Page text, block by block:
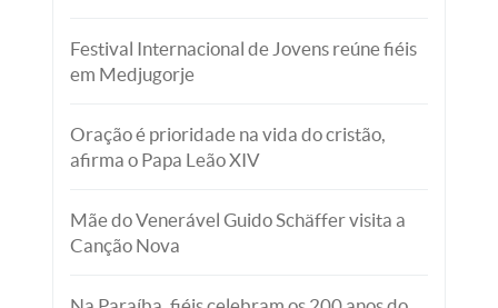
Festival Internacional de Jovens reúne fiéis
em Medjugorje
Oração é prioridade na vida do cristão,
afirma o Papa Leão XIV
Mãe do Venerável Guido Schäffer visita a
Canção Nova